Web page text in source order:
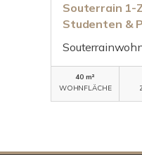
Souterrain 1-
Studenten &
40 m²
WOHNFLÄCHE